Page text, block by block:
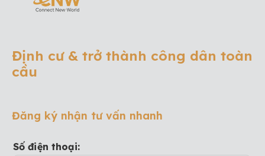
Định cư & trở thành công dân toàn
cầu
Đăng ký nhận tư vấn nhanh
Số điện thoại: